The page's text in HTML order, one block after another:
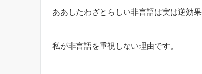
ああしたわざとらしい非言語は実は逆効果
私が非言語を重視しない理由です。